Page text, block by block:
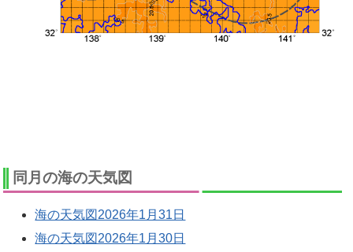
同月の海の天気図
海の天気図2026年1月31日
海の天気図2026年1月30日